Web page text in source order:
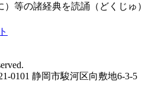
）等の諸経典を読誦（どくじゅ
0101 静岡市駿河区向敷地6-3-5